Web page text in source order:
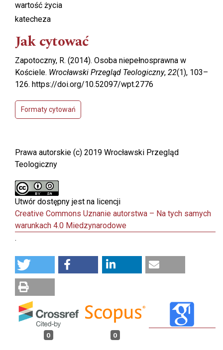
wartość życia
katecheza
Jak cytować
Zapotoczny, R. (2014). Osoba niepełnosprawna w
Kościele. Wrocławski Przegląd Teologiczny, 22(1), 103–
126. https://doi.org/10.52097/wpt.2776
Formaty cytowań
Prawa autorskie (c) 2019 Wrocławski Przegląd
Teologiczny
Utwór dostępny jest na licencji
Creative Commons Uznanie autorstwa – Na tych samych
warunkach 4.0 Miedzynarodowe
.
0 0